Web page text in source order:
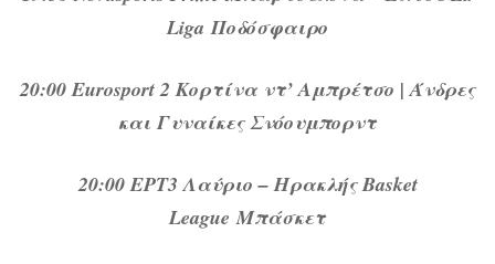
Liga Ποδόσφαιρο
20:00 Eurosport 2 Κορτίνα ντ’ Αμπρέτσο | Άνδρες
και Γυναίκες Σνόουμπορντ
20:00 ΕΡΤ3 Λαύριο – Ηρακλής Basket
League Μπάσκετ